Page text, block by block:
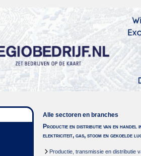
Alle sectoren en branches
Productie en distributie van en handel
elektriciteit, gas, stoom en gekoelde
Productie, transmissie en distributie